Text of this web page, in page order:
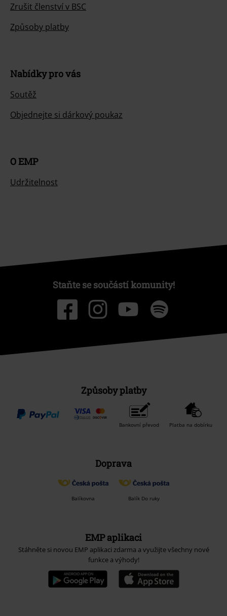
Zrušit členství v BSC
Způsoby platby
Nabídky pro vás
Soutěž
Objednejte si dárkový poukaz
O EMP
Udržitelnost
Staňte se součástí komunity!
Způsoby platby
Bankovní převod Platba na dobírku
Doprava
Balíkovna Balík Do ruky
EMP aplikaci
Stáhněte si novou EMP aplikaci zdarma a využijte všechny nové
funkce a výhody!